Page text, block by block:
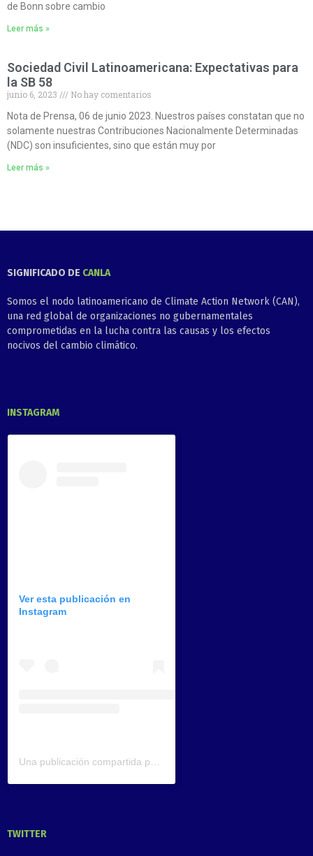
de Bonn sobre cambio
Leer más »
Sociedad Civil Latinoamericana: Expectativas para
la SB 58
junio 6, 2023
No hay comentarios
Nota de Prensa, 06 de junio 2023. Nuestros países constatan que no
solamente nuestras Contribuciones Nacionalmente Determinadas
(NDC) son insuficientes, sino que están muy por
Leer más »
SIGNIFICADO DE CANLA
Somos el nodo latinoamericano de Climate Action Network (CAN),
una red global de organizaciones no gubernamentales
comprometidas en la lucha contra las causas y los efectos
nocivos del cambio climático.
INSTAGRAM
Ver esta publicación en
Instagram
Una publicación compartida por CAN América Latina (@can_latinoamerica)
TWITTER